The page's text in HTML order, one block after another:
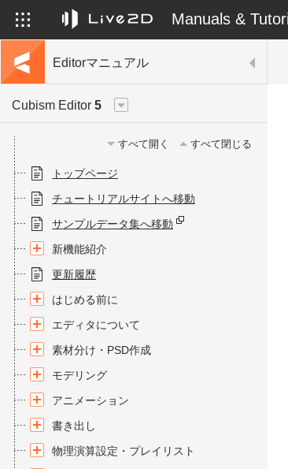
Manuals &
Editorマニュアル
Cubism Editor 5
すべて開く すべて閉じる
トップページ
チュートリアルサイトへ移動
サンプルデータ集へ移動
新機能紹介
更新履歴
はじめる前に
エディタについて
素材分け・PSD作成
モデリング
アニメーション
書き出し
物理演算設定・プレイリスト